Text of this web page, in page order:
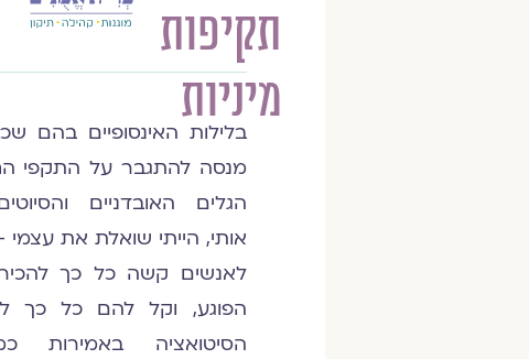
תקיפות
מיניות
בלילות האינסופיים בהם
מנסה להתגבר על התקפי
הגלים האובדניים
אותי, הייתי שואלת את עצמי
לאנשים קשה כל כך
הפוגע, וקל להם כל כך
הסיטואציה באמירות